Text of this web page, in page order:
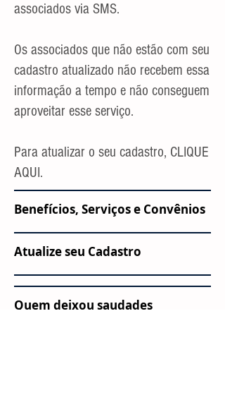
associados via SMS.
Os associados que não estão com seu
cadastro atualizado não recebem essa
informação a tempo e não conseguem
aproveitar esse serviço.
Para atualizar o seu cadastro, CLIQUE
AQUI.
Benefícios, Serviços e Convênios
Atualize seu Cadastro
Quem deixou saudades